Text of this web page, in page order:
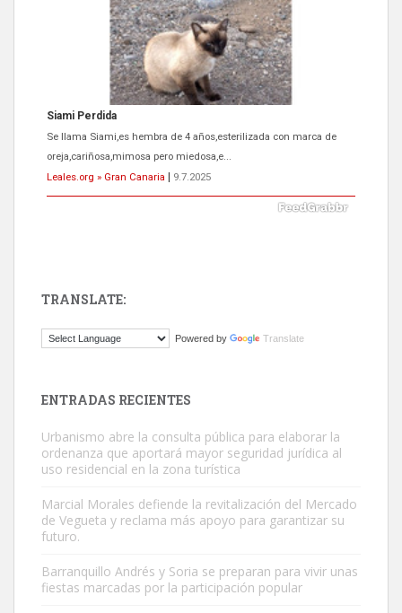
Siami Perdida
Se llama Siami,es hembra de 4 años,esterilizada con marca de
oreja,cariñosa,mimosa pero miedosa,e...
Leales.org » Gran Canaria
9.7.2025
El ayuntamiento se va a llevar a Los Gatos callejeros de la zona los
Gato manso encontrado
es muy manso y extremadamente cari...
Leales.org » Gran Canaria | 9.7.2025
TRANSLATE:
Powered by Translate
ENTRADAS RECIENTES
Urbanismo abre la consulta pública para elaborar la
ordenanza que aportará mayor seguridad jurídica al
uso residencial en la zona turística
Marcial Morales defiende la revitalización del Mercado
de Vegueta y reclama más apoyo para garantizar su
futuro.
Barranquillo Andrés y Soria se preparan para vivir unas
fiestas marcadas por la participación popular